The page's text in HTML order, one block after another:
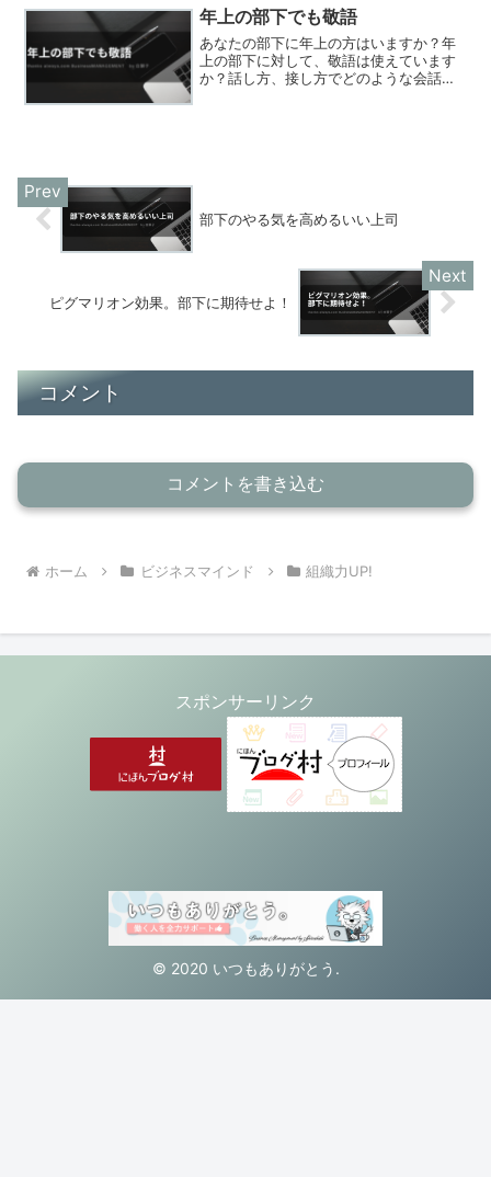
願望の結果に近づく事ができます。
年上の部下でも敬語
あなたの部下に年上の方はいますか？年
上の部下に対して、敬語は使えています
か？話し方、接し方でどのような会話方
部下のやる気を高めるいい上司
ピグマリオン効果。部下に期待せよ！
コメント
コメントを書き込む
ホーム ビジネスマインド 組織力UP!
スポンサーリンク
© 2020 いつもありがとう.